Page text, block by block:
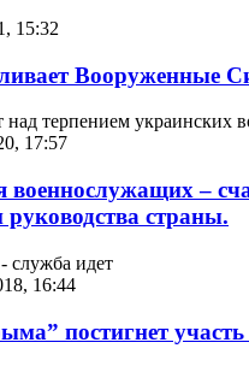
15:32
Вооруженные
над терпением украинских
17:57
–
страны.
служба идет
16:44
постигнет